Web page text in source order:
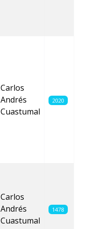
Carlos
Andrés
Cuastumal
2020
Carlos
Andrés
Cuastumal
1478